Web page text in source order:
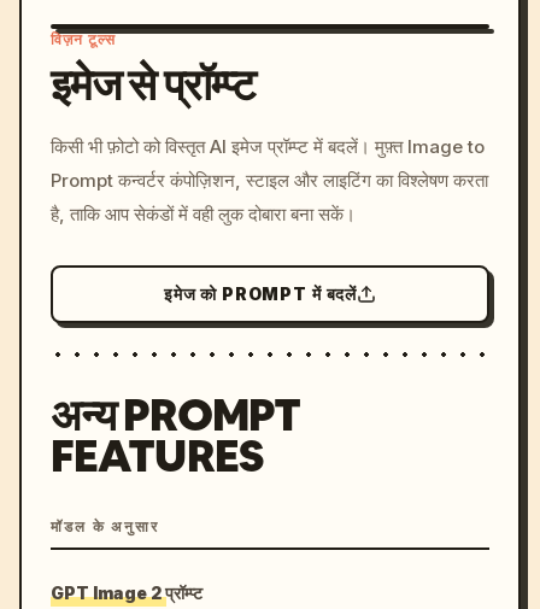
c, cyberpunk sunset, neon
colors, 8k --v 6.0
विज़न टूल्स
इमेज से प्रॉम्प्ट
किसी भी फ़ोटो को विस्तृत AI इमेज प्रॉम्प्ट में बदलें। मुफ़्त Image to
Prompt कन्वर्टर कंपोज़िशन, स्टाइल और लाइटिंग का विश्लेषण करता
है, ताकि आप सेकंडों में वही लुक दोबारा बना सकें।
इमेज को PROMPT में बदलें
अन्य PROMPT
FEATURES
मॉडल के अनुसार
GPT Image 2 प्रॉम्प्ट